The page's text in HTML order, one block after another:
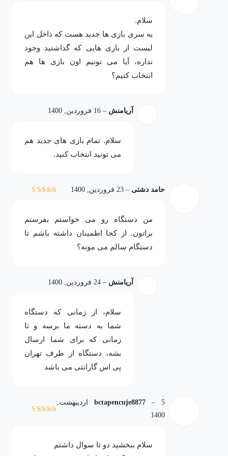
لیست بازی های نصبی برای ps5
تمامی عناوین جدیدی که در بازار عرضه می گردد برای نصب بازی
موجود می باشد. برای اطلاعات بیشتر می توانید با شماره های انتهای
سلام.
یه سری بازی ها جدید هست که داخل این
لیست از بازی هایی که گذاشتید وجود
نداره، آیا می تونیم اون بازی ها هم
انتخاب کنیم؟
آریامنش – 16 فروردین, 1400
سلام. تمام بازی های جدید هم
می تونید انتخاب کنید.
حامد دشتی – 23 فروردین, 1400
من دستگاه رو می خواستم بفرستم
براتون. از کجا اطمینان داشته باشم تا
دستگام سالم می مونه؟
آریامنش – 24 فروردین, 1400
سلام، از زمانی که دستگاه
شما به دسته ما برسه و تا
زمانی که برای شما ارسال
بشه، دستگاه از طرف تهران
پی اس گارانتی می باشد
bctapencuje8877 –
5 اردیبهشت,
1400
سلام ببخشید دو تا سوال داشتم